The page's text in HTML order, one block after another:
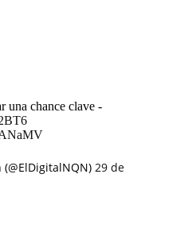
una chance clave -
29 de